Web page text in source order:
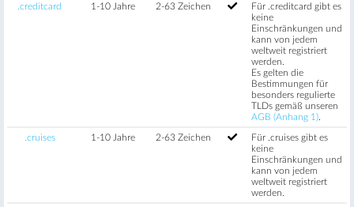
.creditcard 1-10 Jahre 2-63 Zeichen
Für .creditcard gibt es
keine
Einschränkungen und
kann von jedem
weltweit registriert
werden.
Es gelten die
Bestimmungen für
besonders regulierte
TLDs gemäß unseren
AGB (Anhang 1)
.cruises 1-10 Jahre 2-63 Zeichen
Für .cruises gibt es
keine
Einschränkungen und
kann von jedem
weltweit registriert
werden.